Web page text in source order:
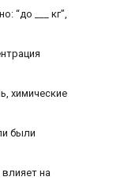
“до ___ кг”,
химические
были
на